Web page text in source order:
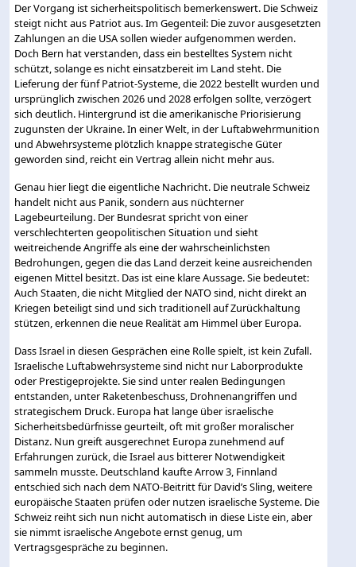
Der Vorgang ist sicherheitspolitisch bemerkenswert. Die Schweiz
steigt nicht aus Patriot aus. Im Gegenteil: Die zuvor ausgesetzten
Zahlungen an die USA sollen wieder aufgenommen werden.
Doch Bern hat verstanden, dass ein bestelltes System nicht
schützt, solange es nicht einsatzbereit im Land steht. Die
Lieferung der fünf Patriot-Systeme, die 2022 bestellt wurden und
ursprünglich zwischen 2026 und 2028 erfolgen sollte, verzögert
sich deutlich. Hintergrund ist die amerikanische Priorisierung
zugunsten der Ukraine. In einer Welt, in der Luftabwehrmunition
und Abwehrsysteme plötzlich knappe strategische Güter
geworden sind, reicht ein Vertrag allein nicht mehr aus.
Genau hier liegt die eigentliche Nachricht. Die neutrale Schweiz
handelt nicht aus Panik, sondern aus nüchterner
Lagebeurteilung. Der Bundesrat spricht von einer
verschlechterten geopolitischen Situation und sieht
weitreichende Angriffe als eine der wahrscheinlichsten
Bedrohungen, gegen die das Land derzeit keine ausreichenden
eigenen Mittel besitzt. Das ist eine klare Aussage. Sie bedeutet:
Auch Staaten, die nicht Mitglied der NATO sind, nicht direkt an
Kriegen beteiligt sind und sich traditionell auf Zurückhaltung
stützen, erkennen die neue Realität am Himmel über Europa.
Dass Israel in diesen Gesprächen eine Rolle spielt, ist kein Zufall.
Israelische Luftabwehrsysteme sind nicht nur Laborprodukte
oder Prestigeprojekte. Sie sind unter realen Bedingungen
entstanden, unter Raketenbeschuss, Drohnenangriffen und
strategischem Druck. Europa hat lange über israelische
Sicherheitsbedürfnisse geurteilt, oft mit großer moralischer
Distanz. Nun greift ausgerechnet Europa zunehmend auf
Erfahrungen zurück, die Israel aus bitterer Notwendigkeit
sammeln musste. Deutschland kaufte Arrow 3, Finnland
entschied sich nach dem NATO-Beitritt für David’s Sling, weitere
europäische Staaten prüfen oder nutzen israelische Systeme. Die
Schweiz reiht sich nun nicht automatisch in diese Liste ein, aber
sie nimmt israelische Angebote ernst genug, um
Vertragsgespräche zu beginnen.